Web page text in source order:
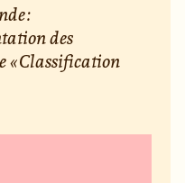
:
des
« Classification